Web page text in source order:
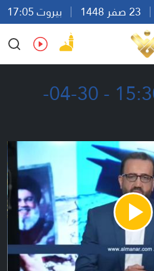
بيروت 17:05
Ar
En Fr Es
نشرة أخبار 15:30 - 30-04-
Play
Video